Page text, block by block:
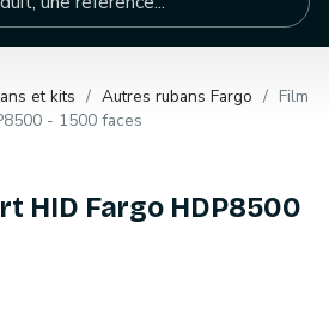
et kits Autres rubans Fargo
Film
- 1500 faces
HID Fargo HDP8500